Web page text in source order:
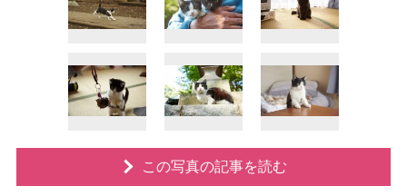
この写真の記事を読む